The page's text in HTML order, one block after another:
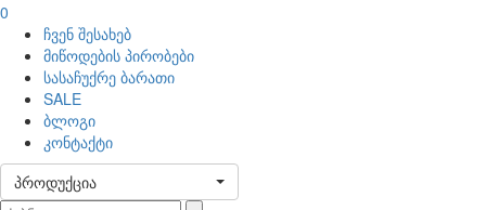
0
ჩვენ შესახებ
მიწოდების პირობები
სასაჩუქრე ბარათი
SALE
ბლოგი
კონტაქტი
პროდუქცია